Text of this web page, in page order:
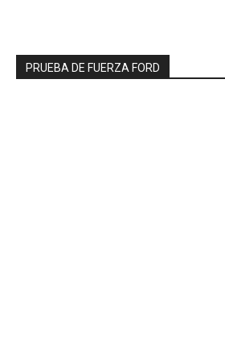
PRUEBA DE FUERZA FORD